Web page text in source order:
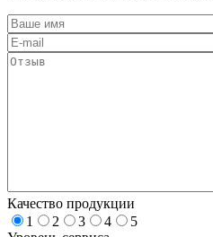
Качество продукции
1
2 3 4
5